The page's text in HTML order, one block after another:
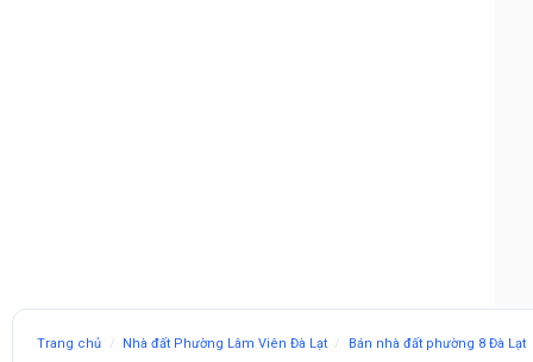
Trang chủ / Nhà đất Phường Lâm Viên Đà Lạt / Bán nhà đất phường 8 Đà Lạt